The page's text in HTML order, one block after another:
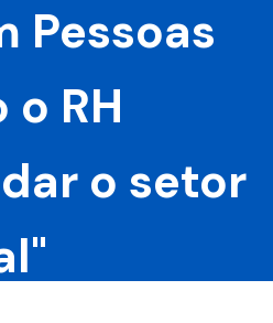
Pessoas
o RH
o setor